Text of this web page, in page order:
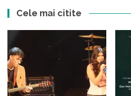
Cele mai citite